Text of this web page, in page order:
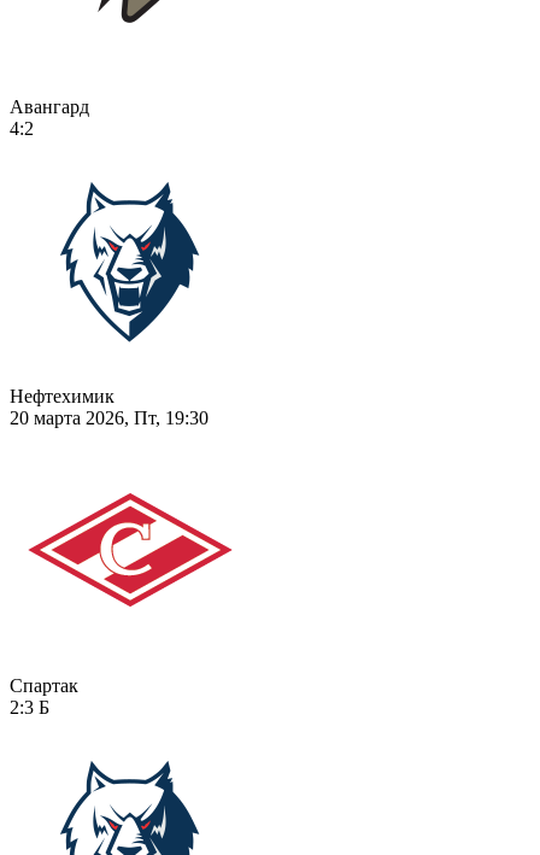
Авангард
4:2
Нефтехимик
20 марта 2026, Пт, 19:30
Спартак
2:3 Б